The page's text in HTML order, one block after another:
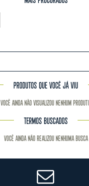
PRODUTOS QUE VOCÊ JÁ VIU
Você ainda não visualizou nenhum
TERMOS BUSCADOS
Você ainda não realizou nenhuma busca